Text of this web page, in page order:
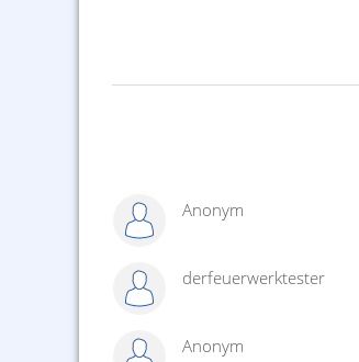
Anonym
derfeuerwerktester
Anonym